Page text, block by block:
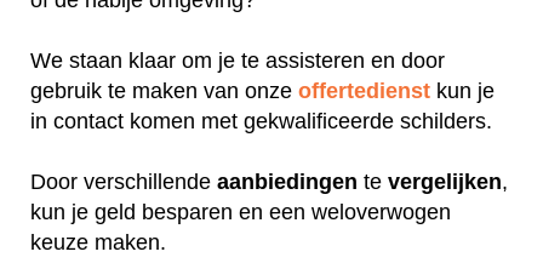
We staan klaar om je te assisteren en door
gebruik te maken van onze offertedienst kun je
in contact komen met gekwalificeerde schilders.
Door verschillende aanbiedingen te vergelijken,
kun je geld besparen en een weloverwogen
keuze maken.